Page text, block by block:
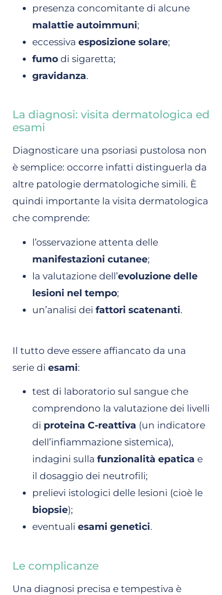
presenza concomitante di alcune
malattie autoimmuni;
eccessiva esposizione solare;
fumo di sigaretta;
gravidanza.
La diagnosi: visita dermatologica ed
esami
Diagnosticare una psoriasi pustolosa non
è semplice: occorre infatti distinguerla da
altre patologie dermatologiche simili. È
quindi importante la visita dermatologica
che comprende:
l’osservazione attenta delle
manifestazioni cutanee;
la valutazione dell’evoluzione delle
lesioni nel tempo;
un’analisi dei fattori scatenanti.
Il tutto deve essere affiancato da una
serie di esami:
test di laboratorio sul sangue che
comprendono la valutazione dei livelli
di proteina C-reattiva (un indicatore
dell’infiammazione sistemica),
indagini sulla funzionalità epatica e
il dosaggio dei neutrofili;
prelievi istologici delle lesioni (cioè le
biopsie);
eventuali esami genetici.
Le complicanze
Una diagnosi precisa e tempestiva è